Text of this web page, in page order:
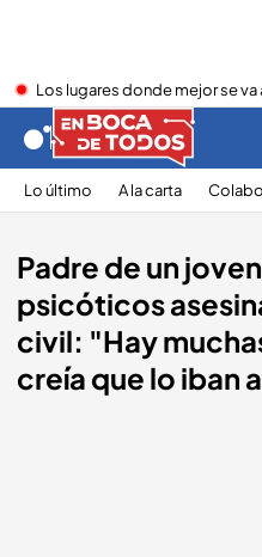
Los lugares donde mejor se va
Lo último A la carta
Padre de un
psicóticos
civil: "Hay
creía que lo iban